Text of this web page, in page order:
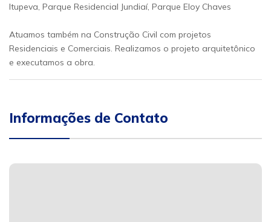
Itupeva, Parque Residencial Jundiaí, Parque Eloy Chaves
Atuamos também na Construção Civil com projetos
Residenciais e Comerciais. Realizamos o projeto arquitetônico
e executamos a obra.
Informações de Contato